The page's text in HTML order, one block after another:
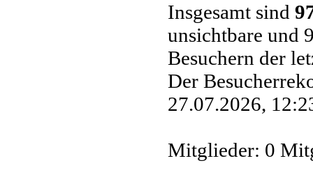
Insgesamt sind
unsichtbare und
Besuchern der
Der
27.07.2026,
Mitglieder: 0